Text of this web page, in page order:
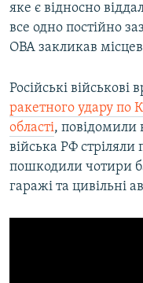
яке є відносно
все одно постійно
ОВА закликав
Російські військові
ракетного удару по
області,
війська РФ
пошкодили чотири
гаражі та цивільні